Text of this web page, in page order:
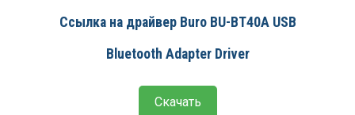
Ссылка на драйвер Buro BU-BT40A USB
Bluetooth Adapter Driver
Скачать